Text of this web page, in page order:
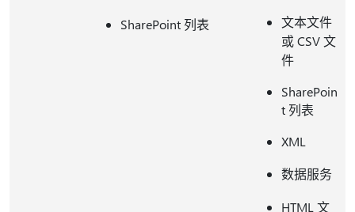
SharePoint 列表
文本文件
或 CSV 文
件
SharePoin
t 列表
XML
数据服务
HTML 文